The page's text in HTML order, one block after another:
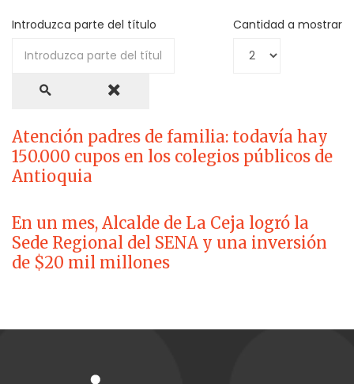
Introduzca parte del título Cantidad a mostrar
Atención padres de familia: todavía hay
150.000 cupos en los colegios públicos de
Antioquia
En un mes, Alcalde de La Ceja logró la
Sede Regional del SENA y una inversión
de $20 mil millones